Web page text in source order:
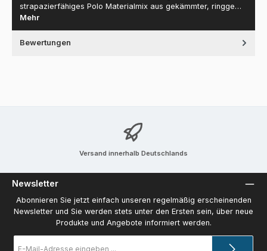
strapazierfähiges Polo Materialmix aus gekämmter, ringge…
Mehr
Bewertungen
Versand innerhalb Deutschlands
Newsletter
Abonnieren Sie jetzt einfach unseren regelmäßig erscheinenden
Newsletter und Sie werden stets unter den Ersten sein, über neue
Produkte und Angebote informiert werden.